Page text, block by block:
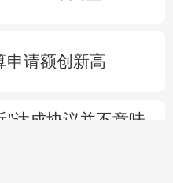
申请额创新高
”达成协议并不意味